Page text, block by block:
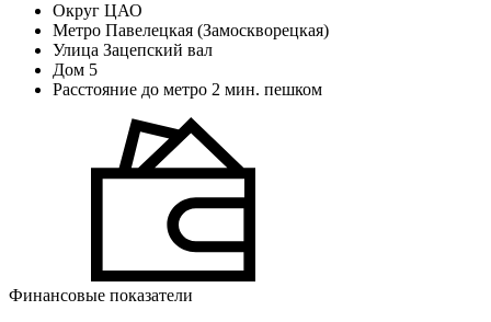
Округ ЦАО
Метро Павелецкая (Замоскворецкая)
Улица Зацепский вал
Дом 5
Расстояние до метро 2 мин. пешком
Финансовые показатели